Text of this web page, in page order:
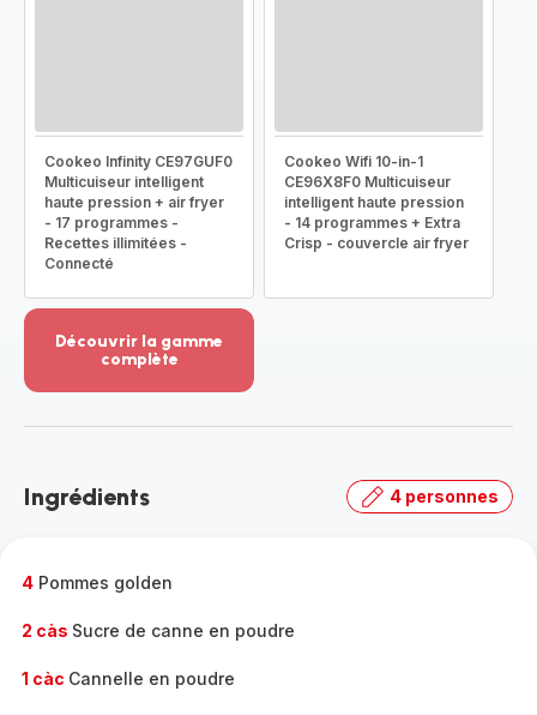
Cookeo Infinity CE97GUF0
Multicuiseur intelligent
haute pression + air fryer
- 17 programmes -
Recettes illimitées -
Connecté
Cookeo Wifi 10-in-1
CE96X8F0 Multicuiseur
intelligent haute pression
- 14 programmes + Extra
Crisp - couvercle air fryer
Découvrir la gamme
complète
-
gamme
Ingrédients 4 personnes
4 Pommes golden
2 càs Sucre de canne en poudre
1 càc Cannelle en poudre